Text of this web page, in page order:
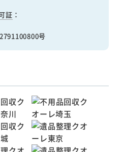
証 ：
号